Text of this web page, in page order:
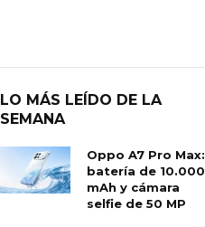
LO MÁS LEÍDO DE LA
SEMANA
Oppo A7 Pro Max:
batería de 10.000
mAh y cámara
selfie de 50 MP